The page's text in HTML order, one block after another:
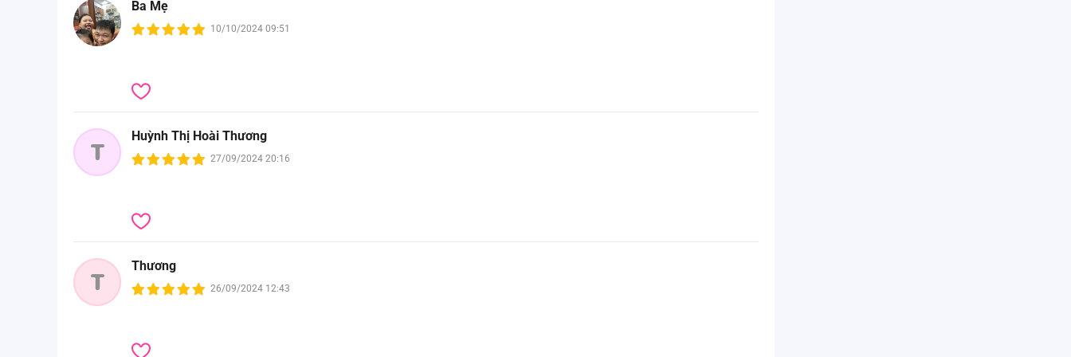
Ba Mẹ
10/10/2024 09:51
T
Huỳnh Thị Hoài Thương
27/09/2024 20:16
T
Thương
26/09/2024 12:43